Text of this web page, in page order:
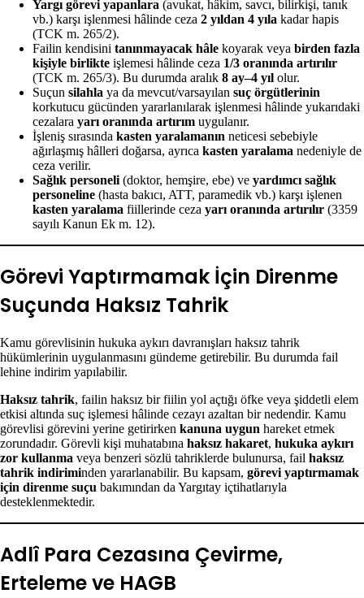
Yargı görevi yapanlara (avukat, hâkim, savcı, bilirkişi, tanık
vb.) karşı işlenmesi hâlinde ceza 2 yıldan 4 yıla kadar hapis
(TCK m. 265/2).
Failin kendisini tanınmayacak hâle koyarak veya birden fazla
kişiyle birlikte işlemesi hâlinde ceza 1/3 oranında artırılır
(TCK m. 265/3). Bu durumda aralık 8 ay–4 yıl olur.
Suçun silahla ya da mevcut/varsayılan suç örgütlerinin
korkutucu gücünden yararlanılarak işlenmesi hâlinde yukarıdaki
cezalara yarı oranında artırım uygulanır.
İşleniş sırasında kasten yaralamanın neticesi sebebiyle
ağırlaşmış hâlleri doğarsa, ayrıca kasten yaralama nedeniyle de
ceza verilir.
Sağlık personeli(doktor, hemşire, ebe) ve yardımcı sağlık
personeline (hasta bakıcı, ATT, paramedik vb.) karşı işlenen
kasten yaralama fiillerinde ceza yarı oranında artırılır (3359
sayılı Kanun Ek m. 12).
Görevi Yaptırmamak İçin Direnme
Suçunda Haksız Tahrik
Kamu görevlisinin hukuka aykırı davranışları haksız tahrik
hükümlerinin uygulanmasını gündeme getirebilir. Bu durumda fail
lehine indirim yapılabilir.
Haksız tahrik, failin haksız bir fiilin yol açtığı öfke veya şiddetli elem
etkisi altında suç işlemesi hâlinde cezayı azaltan bir nedendir. Kamu
görevlisi görevini yerine getirirken kanuna uygun hareket etmek
zorundadır. Görevli kişi muhatabına haksız hakaret, hukuka aykırı
zor kullanma veya benzeri sözlü tahriklerde bulunursa, fail haksız
tahrik indiriminden yararlanabilir. Bu kapsam, görevi yaptırmamak
için direnme suçu bakımından da Yargıtay içtihatlarıyla
desteklenmektedir.
Adlî Para Cezasına Çevirme,
Erteleme ve HAGB